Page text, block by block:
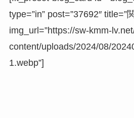
type=”in” post=”37692″ title=”
img_url=”https://sw-kmm-
content/uploads/2024/08/
1.webp”]